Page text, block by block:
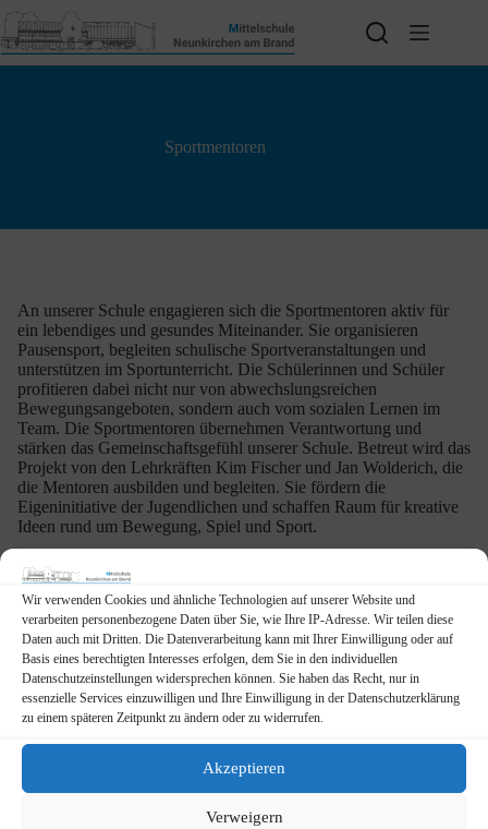
Wir verwenden Cookies und ähnliche Technologien auf unserer Website und
verarbeiten personenbezogene Daten über Sie, wie Ihre IP-Adresse. Wir teilen diese
Daten auch mit Dritten. Die Datenverarbeitung kann mit Ihrer Einwilligung oder auf
Basis eines berechtigten Interesses erfolgen, dem Sie in den individuellen
Datenschutzeinstellungen widersprechen können. Sie haben das Recht, nur in
essenzielle Services einzuwilligen und Ihre Einwilligung in der Datenschutzerklärung
zu einem späteren Zeitpunkt zu ändern oder zu widerrufen.
Akzeptieren
Verweigern
Inhalt
springen
Sportmentoren
An unserer Schule engagieren sich die Sportmentoren aktiv für
ein lebendiges und gesundes Miteinander. Sie organisieren
Pausensport, begleiten schulische Sportveranstaltungen und
unterstützen im Sportunterricht. Die Schülerinnen und Schüler
profitieren dabei nicht nur von abwechslungsreichen
Bewegungsangeboten, sondern auch vom sozialen Lernen im
Team. Die Sportmentoren übernehmen Verantwortung und
stärken das Gemeinschaftsgefühl unserer Schule. Betreut wird das
Projekt von den Lehrkräften Kim Fischer und Jan Wolderich, die
die Mentoren ausbilden und begleiten. Sie fördern die
Eigeninitiative der Jugendlichen und schaffen Raum für kreative
Ideen rund um Bewegung, Spiel und Sport.